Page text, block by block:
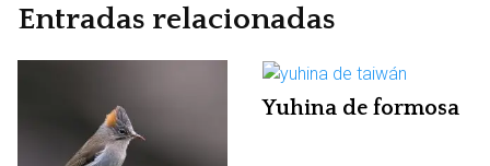
Entradas relacionadas
Yuhina de formosa